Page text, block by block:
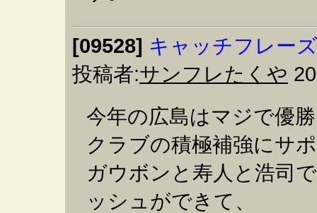
[09528] キャッチフレー
投稿者:サンフレたくや
今年の広島はマジで優
クラブの積極補強にサ
ガウボンと寿人と浩司
ッシュができて、